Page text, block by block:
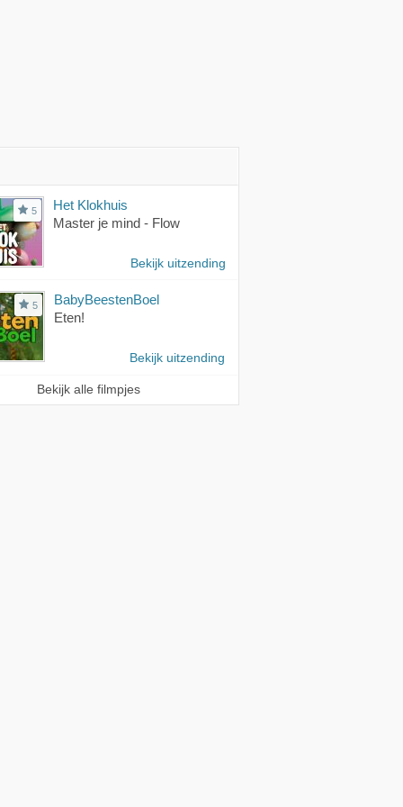
5
Het Klokhuis
Master je mind - Flow
Bekijk uitzending
5
BabyBeestenBoel
Eten!
Bekijk uitzending
Bekijk alle filmpjes